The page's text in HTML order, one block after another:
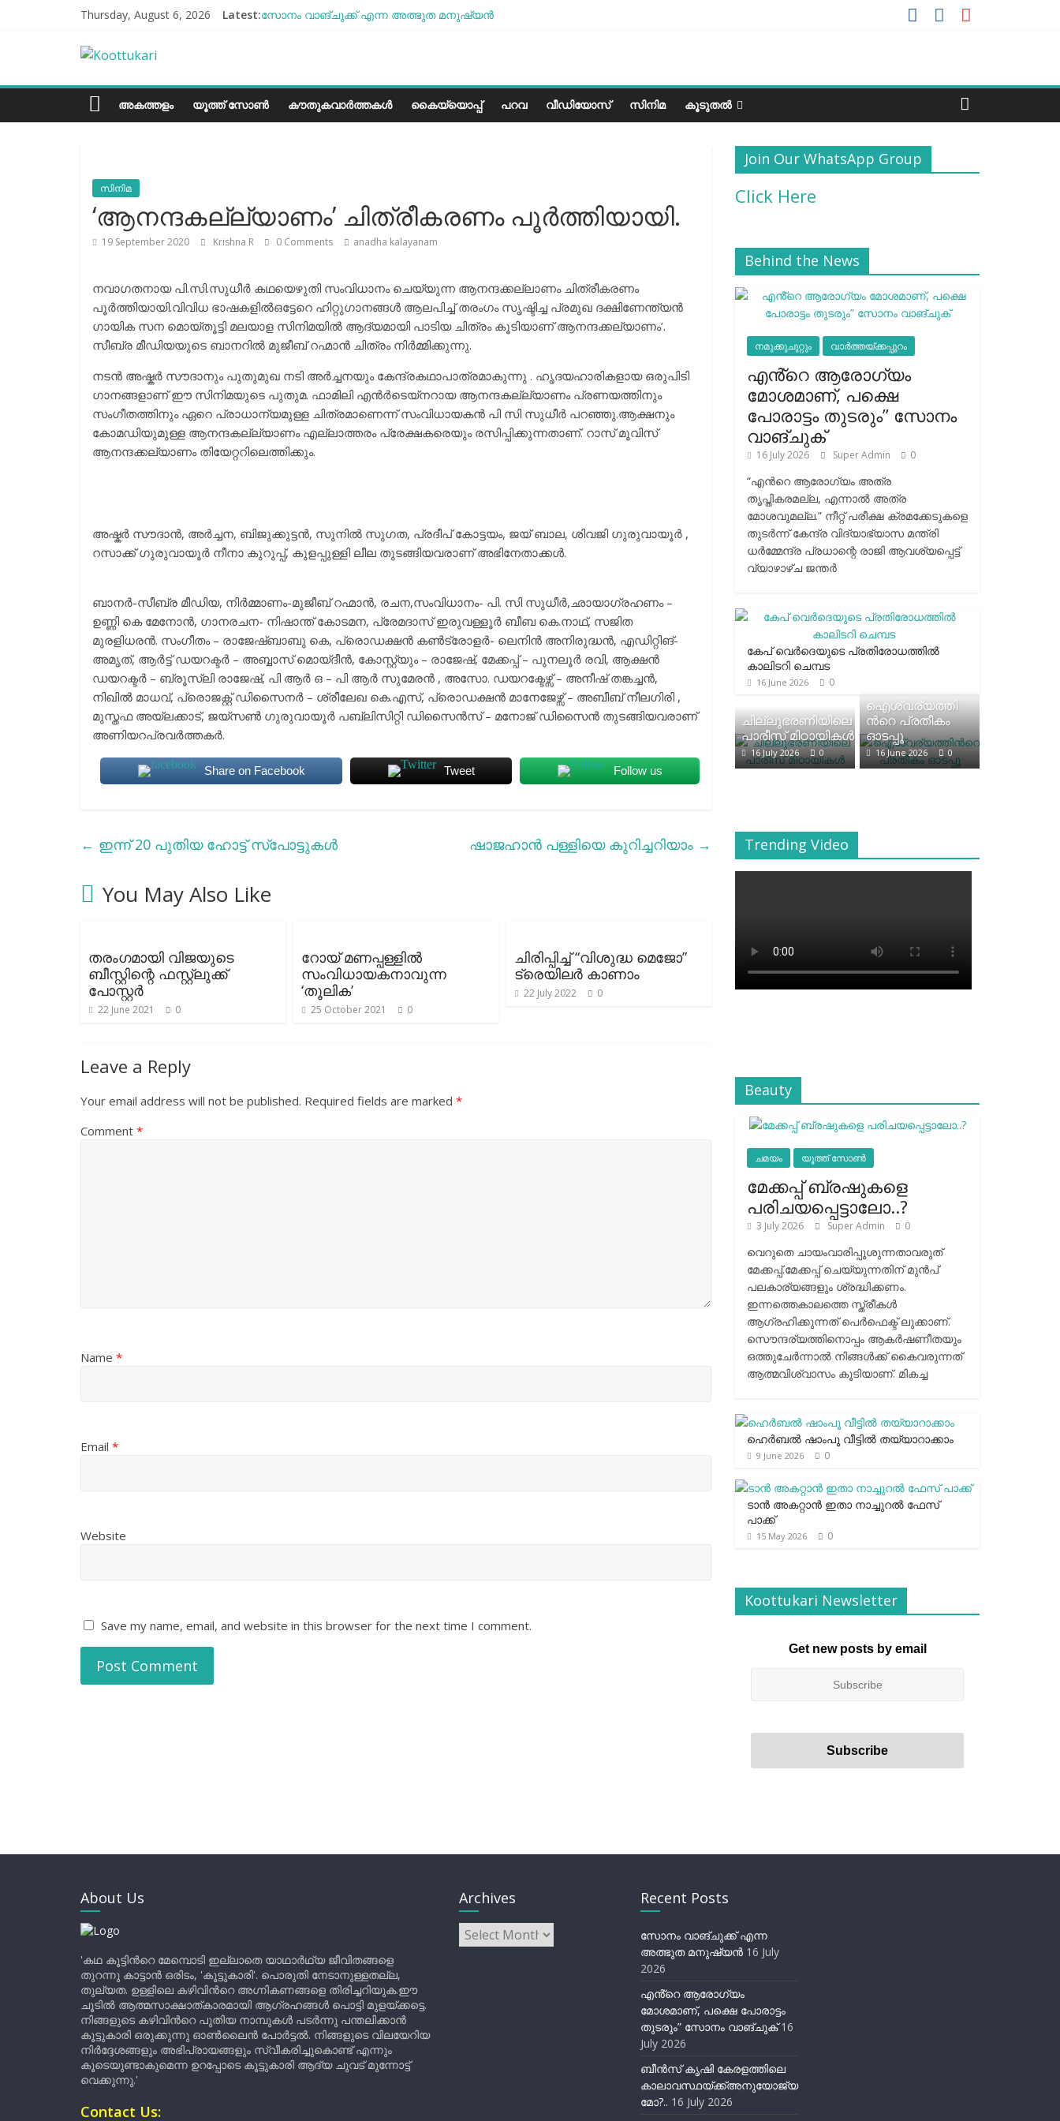
Thursday, August 6, 2026 Latest:സോനം വാങ്ചുക്ക് എന്ന അത്ഭുത മനുഷ്യന്‍
ചില്ലുഭരണിയിലെ പാരീസ് മിഠായികള്‍
Koottukari
Kottukariഅകത്തളം യൂത്ത് സോൺ കൗതുകവാർത്തകൾ കൈയ്യൊപ്പ് പറവ വീഡിയോസ് സിനിമ കൂടുതൽ
സിനിമ
‘ആനന്ദകല്ല്യാണം’ ചിത്രീകരണം പൂർത്തിയായി.
19 September 2020 Krishna R 0 Comments anadha kalayanam
നവാഗതനായ പി.സി.സുധീർ കഥയെഴുതി സംവിധാനം ചെയ്യുന്ന ആനന്ദക്കല്ലാണം ചിത്രീകരണം
പൂർത്തിയായി.വിവിധ ഭാഷകളില്‍ഒട്ടേറെ ഹിറ്റുഗാനങ്ങള്‍ ആലപിച്ച് തരംഗം സൃഷ്ടിച്ച പ്രമുഖ ദക്ഷിണേന്ത്യന്‍
ഗായിക സന മൊയ്തൂട്ടി മലയാള സിനിമയില്‍ ആദ്യമായി പാടിയ ചിത്രം കൂടിയാണ് ആനന്ദക്കല്യാണം’.
സീബ്ര മീഡിയയുടെ ബാനറില്‍ മുജീബ് റഹ്മാൻ ചിത്രം നിർമ്മിക്കുന്നു.
നടന്‍ അഷ്കര്‍ സൗദാനും പുതുമുഖ നടി അര്‍ച്ചനയും കേന്ദ്രകഥാപാത്രമാകുന്നു . ഹൃദയഹാരികളായ ഒരുപിടി
ഗാനങ്ങളാണ് ഈ സിനിമയുടെ പുതുമ. ഫാമിലി എന്‍ര്‍ടെയ്നറായ ആനന്ദകല്ല്യാണം പ്രണയത്തിനും
സംഗീതത്തിനും ഏറെ പ്രാധാന്യമുള്ള ചിത്രമാണെന്ന് സംവിധായകന്‍ പി സി സുധീര്‍ പറഞ്ഞു.ആക്ഷനും
കോമഡിയുമുള്ള ആനന്ദകല്ല്യാണം എല്ലാത്തരം പ്രേക്ഷകരെയും രസിപ്പിക്കുന്നതാണ്. റാസ് മൂവിസ്
ആനന്ദക്കല്യാണം തിയേറ്ററിലെത്തിക്കും.
അഷ്കര്‍ സൗദാന്‍, അര്‍ച്ചന, ബിജുക്കുട്ടന്‍, സുനില്‍ സുഗത, പ്രദീപ് കോട്ടയം, ജയ് ബാല, ശിവജി ഗുരുവായൂര്‍ ,
റസാക്ക് ഗുരുവായൂർ നീനാ കുറുപ്പ്, കുളപ്പുള്ളി ലീല തുടങ്ങിയവരാണ് അഭിനേതാക്കള്‍.
ബാനര്‍-സീബ്ര മീഡിയ, നിര്‍മ്മാണം-മുജീബ് റഹ്മാന്‍, രചന,സംവിധാനം- പി. സി സുധീര്‍,ഛായാഗ്രഹണം –
ഉണ്ണി കെ മേനോന്‍, ഗാനരചന- നിഷാന്ത് കോടമന, പ്രേമദാസ് ഇരുവള്ളൂർ ബീബ കെ.നാഥ്, സജിത
മുരളിധരൻ. സംഗീതം – രാജേഷ്ബാബു കെ, പ്രൊഡക്ഷന്‍ കണ്‍ട്രോളര്‍- ലെനിന്‍ അനിരുദ്ധന്‍, എഡിറ്റിങ്-
അമൃത്, ആര്‍ട്ട് ഡയറക്ടര്‍ – അബ്ബാസ് മൊയ്ദീന്‍, കോസ്റ്റ്യും – രാജേഷ്, മേക്കപ്പ് – പുനലൂര്‍ രവി, ആക്ഷന്‍
ഡയറക്ടര്‍ – ബ്രൂസ്ലി രാജേഷ്, പി ആര്‍ ഒ – പി ആര്‍ സുമേരന്‍ , അസോ. ഡയറക്ടേഴ്സ് – അനീഷ് തങ്കച്ചന്‍,
നിഖില്‍ മാധവ്, പ്രൊജക്റ്റ് ഡിസൈനര്‍ – ശ്രീലേഖ കെ.എസ്, പ്രൊഡക്ഷന്‍ മാനേജേഴ്സ് – അബീബ് നീലഗിരി ,
മുസ്തഫ അയ്ലക്കാട്, ജയ്സൺ ഗുരുവായൂർ പബ്ലിസിറ്റി ഡിസൈന്‍സ് – മനോജ് ഡിസൈന്‍ തുടങ്ങിയവരാണ്
അണിയറപ്രവര്‍ത്തകര്‍.
Share on Facebook Tweet Follow us
← ഇന്ന് 20 പുതിയ ഹോട്ട് സ്‌പോട്ടുകൾ ഷാജഹാന്‍ പള്ളിയെ കുറിച്ചറിയാം →
You May Also Like
തരംഗമായി വിജയുടെ
ബീസ്റ്റിന്റെ ഫസ്റ്റ്ലുക്ക്
പോസ്റ്റർ
22 June 2021 0
റോയ് മണപ്പള്ളിൽ
സംവിധായകനാവുന്ന
‘തൂലിക’
25 October 2021 0
ചിരിപ്പിച്ച് “വിശുദ്ധ മെജോ”
ട്രെയിലർ കാണാം
22 July 2022 0
Leave a Reply
Your email address will not be published. Required fields are marked *
Comment *
Name *
Email *
Website
Save my name, email, and website in this browser for the next time I comment.
Join Our WhatsApp Group
Click Here
Behind the News
നമുക്കുചുറ്റും വാർത്തയ്ക്കപ്പുറം
എൻ്റെ ആരോഗ്യം
മോശമാണ്, പക്ഷെ
പോരാട്ടം തുടരും” സോനം
വാങ്ചുക്
16 July 2026 Super Admin 0
“എന്‍റെ ആരോഗ്യം അത്ര
തൃപ്തികരമല്ല, എന്നാൽ അത്ര
മോശവുമല്ല.” നീറ്റ് പരീക്ഷ ക്രമക്കേടുകളെ
തുടർന്ന് കേന്ദ്ര വിദ്യാഭ്യാസ മന്ത്രി
ധർമ്മേന്ദ്ര പ്രധാന്റെ രാജി ആവശ്യപ്പെട്ട്
വ്യാഴാഴ്ച ജന്തർ
കേപ് വെര്‍ദെയുടെ പ്രതിരോധത്തില്‍
കാലിടറി ചെമ്പട
16 June 2026 0
ചില്ലുഭരണിയിലെ
പാരീസ് മിഠായികള്‍
16 July 2026 0
ഐശ്വര്യത്തി
ന്‍റെ പ്രതീകം
ഓടപ്പൂ
16 June 2026 0
Trending Video
Beauty
ചമയം യൂത്ത് സോൺ
മേക്കപ്പ് ബ്രഷുകളെ
പരിചയപ്പെട്ടാലോ..?
3 July 2026 Super Admin 0
വെറുതെ ചായംവാരിപ്പൂശുന്നതാവരുത്
മേക്കപ്പ്.മേക്കപ്പ് ചെയ്യുന്നതിന് മുന്‍പ്
പലകാര്യങ്ങളും ശ്രദ്ധിക്കണം.
ഇന്നത്തെകാലത്തെ സ്ത്രീകള്‍
ആഗ്രഹിക്കുന്നത് പെര്‍ഫെക്ട് ലുക്കാണ്.
സൌന്ദര്യത്തിനൊപ്പം ആകര്‍ഷണീതയും
ഒത്തുചേര്‍ന്നാല്‍ നിങ്ങള്‍ക്ക് കൈവരുന്നത്
ആത്മവിശ്വാസം കൂടിയാണ്. മികച്ച
ഹെര്‍ബല്‍ ഷാംപൂ വീട്ടില്‍ തയ്യാറാക്കാം
9 June 2026 0
ടാന്‍ അകറ്റാന്‍ ഇതാ നാച്ചുറല്‍ ഫേസ്
പാക്ക്
15 May 2026 0
Koottukari Newsletter
Get new posts by email
About Us
'കഥ കൂട്ടിന്‍റെ മേമ്പൊടി ഇല്ലാതെ യാഥാർഥ്യ ജീവിതങ്ങളെ
തുറന്നു കാട്ടാൻ ഒരിടം, 'കൂട്ടുകാരി'. പൊരുതി നേടാനുള്ളതല്ല,
തുല്യത. ഉള്ളിലെ കഴിവിന്‍റെ അഗ്നികണങ്ങളെ തിരിച്ചറിയുക.ഈ
ചൂടിൽ ആത്മസാക്ഷാത്കാരമായി ആഗ്രഹങ്ങൾ പൊട്ടി മുളയ്ക്കട്ടെ.
നിങ്ങളുടെ കഴിവിന്‍റെ പുതിയ നാമ്പുകൾ പടർന്നു പന്തലിക്കാൻ
കൂട്ടുകാരി ഒരുക്കുന്നു ഓൺലൈൻ പോർട്ടൽ. നിങ്ങളുടെ വിലയേറിയ
നിർദ്ദേശങ്ങളും അഭിപ്രായങ്ങളും സ്വീകരിച്ചുകൊണ്ട് എന്നും
കൂടെയുണ്ടാകുമെന്ന ഉറപ്പോടെ കൂട്ടുകാരി ആദ്യ ചുവട് മുന്നോട്ട്
വെക്കുന്നു.'
Contact Us:
Archives
Archives
Recent Posts
സോനം വാങ്ചുക്ക് എന്ന
അത്ഭുത മനുഷ്യന്‍ 16 July
2026
എൻ്റെ ആരോഗ്യം
മോശമാണ്, പക്ഷെ പോരാട്ടം
തുടരും” സോനം വാങ്ചുക് 16
July 2026
ബീന്‍സ് കൃഷി കേരളത്തിലെ
കാലാവസ്ഥയ്ക്ക്അനുയോജ്യ
മോ?.. 16 July 2026